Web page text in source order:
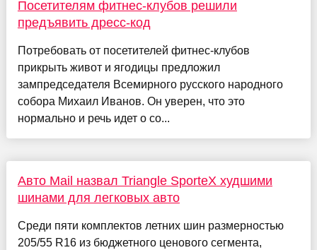
Посетителям фитнес-клубов решили
предъявить дресс-код
Потребовать от посетителей фитнес-клубов
прикрыть живот и ягодицы предложил
зампредседателя Всемирного русского народного
собора Михаил Иванов. Он уверен, что это
нормально и речь идет о со...
Авто Mail назвал Triangle SporteX худшими
шинами для легковых авто
Среди пяти комплектов летних шин размерностью
205/55 R16 из бюджетного ценового сегмента,